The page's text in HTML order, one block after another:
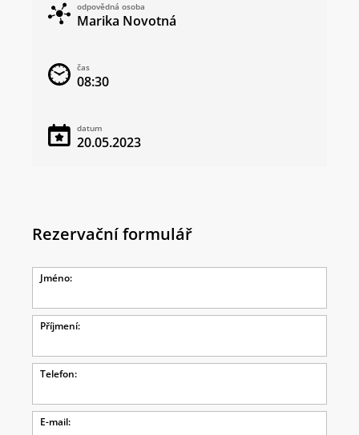
odpovědná osoba
Marika Novotná
čas
08:30
datum
20.05.2023
Rezervační formulář
Jméno:
Příjmení:
Telefon:
E-mail: